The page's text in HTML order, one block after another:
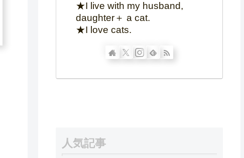
★I live with my husband,
daughter＋ a cat.
★I love cats.
人気記事